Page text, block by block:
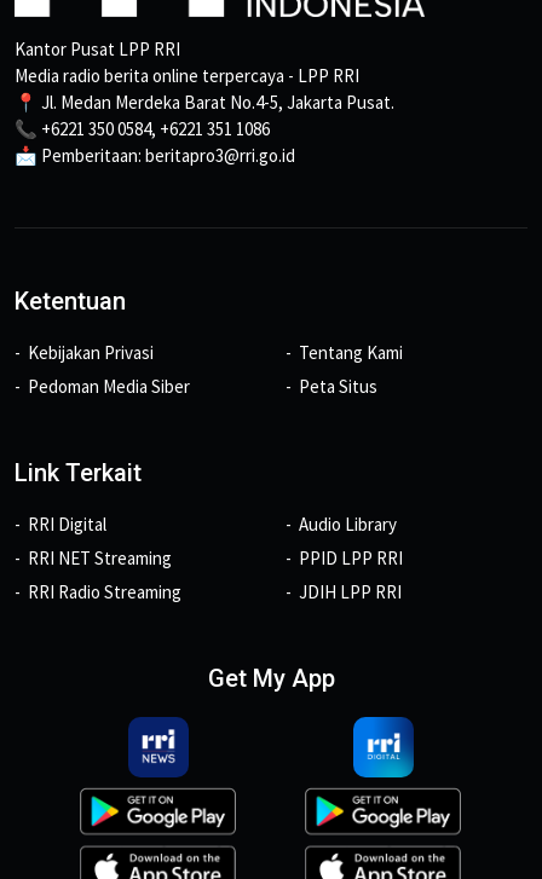
Kantor Pusat LPP RRI
Media radio berita online terpercaya - LPP RRI
📍 Jl. Medan Merdeka Barat No.4-5, Jakarta Pusat.
📞 +6221 350 0584, +6221 351 1086
📩 Pemberitaan: beritapro3@rri.go.id
Ketentuan
Kebijakan Privasi
Pedoman Media Siber
Tentang Kami
Peta Situs
Link Terkait
RRI Digital
RRI NET Streaming
RRI Radio Streaming
Audio Library
PPID LPP RRI
JDIH LPP RRI
Get My App